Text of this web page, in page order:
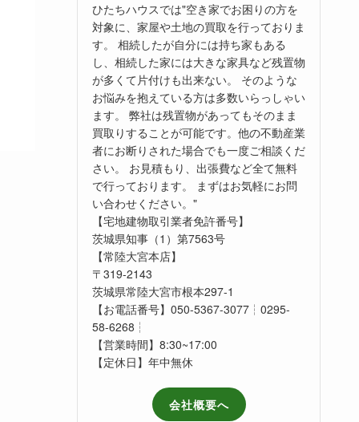
ひたちハウスでは"空き家でお困りの方を
対象に、家屋や土地の買取を行っておりま
す。 相続したが自分には持ち家もある
し、相続した家には大きな家具など残置物
が多くて片付けも出来ない。 そのような
お悩みを抱えている方は多数いらっしゃい
ます。 弊社は残置物があってもそのまま
買取りすることが可能です。他の不動産業
者にお断りされた場合でも一度ご相談くだ
さい。 お見積もり、出張費など全て無料
で行っております。 まずはお気軽にお問
い合わせください。"
【宅地建物取引業者免許番号】
茨城県知事（1）第7563号
【常陸大宮本店】
〒319-2143
茨城県常陸大宮市根本297-1
【お電話番号】050-5367-3077┆0295-
58-6268┆
【営業時間】8:30~17:00
【定休日】年中無休
会社概要へ